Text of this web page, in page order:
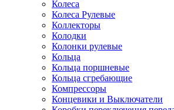
Колеса
Колеса Рулевые
Коллекторы
Колодки
Колонки рулевые
Кольца
Кольца поршневые
Кольца сгребающие
Компрессоры
Концевики и Выключатели